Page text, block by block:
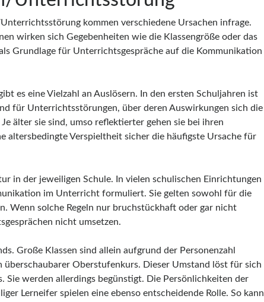
kommen verschiedene Ursachen infrage.
wirken sich Gegebenheiten wie die Klassengröße oder das
Grundlage für Unterrichtsgespräche auf die Kommunikation
es eine Vielzahl an Auslösern. In den ersten Schuljahren ist
für Unterrichtsstörungen, über deren Auswirkungen sich die
älter sie sind, umso reflektierter gehen sie bei ihren
altersbedingte Verspieltheit sicher die häufigste Ursache für
in der jeweiligen Schule. In vielen schulischen Einrichtungen
im Unterricht formuliert. Sie gelten sowohl für die
Wenn solche Regeln nur bruchstückhaft oder gar nicht
nicht umsetzen.
Große Klassen sind allein aufgrund der Personenzahl
überschaubarer Oberstufenkurs. Dieser Umstand löst für sich
Sie werden allerdings begünstigt. Die Persönlichkeiten der
Lerneifer spielen eine ebenso entscheidende Rolle. So kann